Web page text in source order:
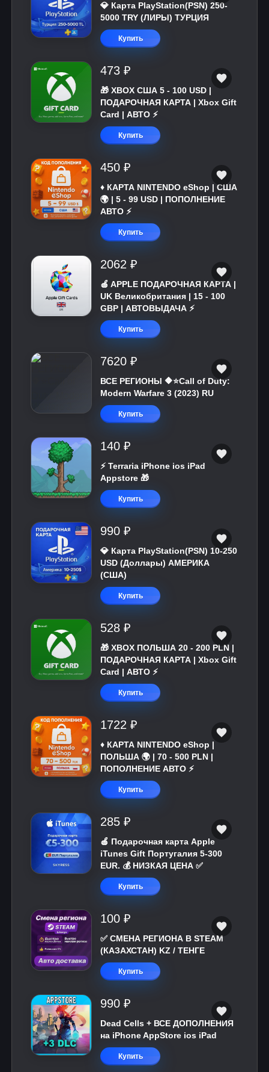
💎 Карта PlayStation(PSN) 250-
5000 TRY (ЛИРЫ) ТУРЦИЯ
Купить
473 ₽
🎁 XBOX США 5 - 100 USD |
ПОДАРОЧНАЯ КАРТА | Xbox Gift
Card | АВТО ⚡
Купить
450 ₽
♦️ КАРТА NINTENDO eShop | США
🌍 | 5 - 99 USD | ПОПОЛНЕНИЕ
АВТО ⚡
Купить
2062 ₽
🍎 APPLE ПОДАРОЧНАЯ КАРТА |
UK Великобритания | 15 - 100
GBP | АВТОВЫДАЧА ⚡️
Купить
7620 ₽
ВСЕ РЕГИОНЫ 🔶⭐Call of Duty:
Modern Warfare 3 (2023) RU
Купить
140 ₽
⚡️ Terraria iPhone ios iPad
Appstore 🎁
Купить
990 ₽
💎 Карта PlayStation(PSN) 10-250
USD (Доллары) АМЕРИКА
(США)
Купить
528 ₽
🎁 XBOX ПОЛЬША 20 - 200 PLN |
ПОДАРОЧНАЯ КАРТА | Xbox Gift
Card | АВТО ⚡
Купить
1722 ₽
♦️ КАРТА NINTENDO eShop |
ПОЛЬША 🌍 | 70 - 500 PLN |
ПОПОЛНЕНИЕ АВТО ⚡
Купить
285 ₽
🍎 Подарочная карта Apple
iTunes Gift Португалия 5-300
EUR. 💰 НИЗКАЯ ЦЕНА ✅
Купить
100 ₽
✅ СМЕНА РЕГИОНА В STEAM
(КАЗАХСТАН) KZ / ТЕНГЕ
Купить
990 ₽
Dead Cells + ВСЕ ДОПОЛНЕНИЯ
на iPhone AppStore ios iPad
Купить